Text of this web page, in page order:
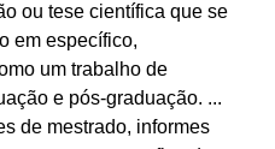
ou tese científica que se
em específico,
um trabalho de
e pós-graduação. ...
de mestrado, informes